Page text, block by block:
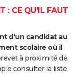
: CE QU'IL FAUT
d'un candidat au
scolaire où il
à proximité de
consulter la liste